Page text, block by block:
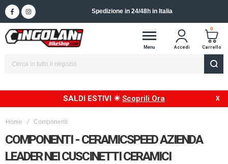
Spedizione in 24/48h in Italia
Menu Accedi
0
Carrello
SALDI ESTIVI ☀ Scoprili Ora
Home Componenti
COMPONENTI - CERAMICSPEED AZIENDA
LEADER NEI CUSCINETTI CERAMICI